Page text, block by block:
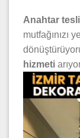
Anahtar
mutfağınızı
hizmeti